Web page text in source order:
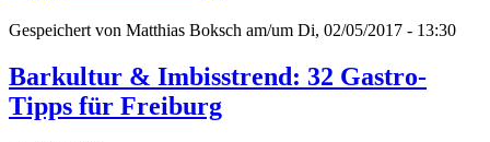
Gespeichert von Matthias Boksch am/um Di, 02/05/2017 - 13:30
Barkultur & Imbisstrend: 32 Gastro-
Tipps für Freiburg